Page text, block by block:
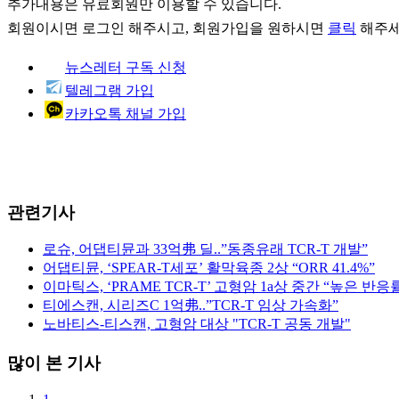
추가내용은 유료회원만 이용할 수 있습니다.
회원이시면 로그인 해주시고, 회원가입을 원하시면 클릭 해주
뉴스레터 구독 신청
텔레그램 가입
카카오톡 채널 가입
관련기사
로슈, 어댑티뮨과 33억弗 딜..”동종유래 TCR-T 개발”
어댑티뮨, ‘SPEAR-T세포’ 활막육종 2상 “ORR 41.4%”
이마틱스, ‘PRAME TCR-T’ 고형암 1a상 중간 “높은 반응
티에스캔, 시리즈C 1억弗..”TCR-T 임상 가속화”
노바티스-티스캔, 고형암 대상 "TCR-T 공동 개발"
많이 본 기사